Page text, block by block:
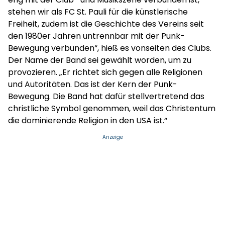
stehen wir als FC St. Pauli für die künstlerische
Freiheit, zudem ist die Geschichte des Vereins seit
den 1980er Jahren untrennbar mit der Punk-
Bewegung verbunden“, hieß es vonseiten des Clubs.
Der Name der Band sei gewählt worden, um zu
provozieren. „Er richtet sich gegen alle Religionen
und Autoritäten. Das ist der Kern der Punk-
Bewegung. Die Band hat dafür stellvertretend das
christliche Symbol genommen, weil das Christentum
die dominierende Religion in den USA ist.“
Anzeige